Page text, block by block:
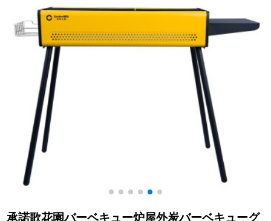
（直項40センチ）
承諾歌花園バーベキュー炉屋外炭バーベキューグ